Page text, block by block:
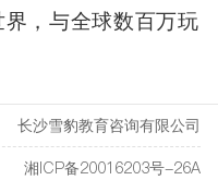
，与全球数百万玩
长沙雪豹教育咨询有限公司
湘ICP备20016203号-26A